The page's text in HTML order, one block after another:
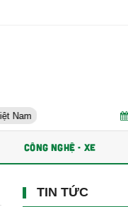
Trăm năm chợ Tân Định
CÔNG NGHỆ - XE
TIN TỨC